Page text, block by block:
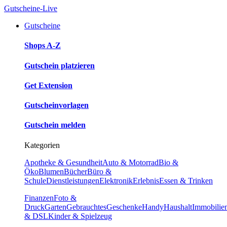
Gutscheine-Live
Gutscheine
Shops A-Z
Gutschein platzieren
Get Extension
Gutscheinvorlagen
Gutschein melden
Kategorien
Apotheke & GesundheitAuto & MotorradBio &
ÖkoBlumenBücherBüro &
SchuleDienstleistungenElektronikErlebnisEssen & Trinken
FinanzenFoto &
DruckGartenGebrauchtesGeschenkeHandyHaushalt
& DSLKinder & Spielzeug